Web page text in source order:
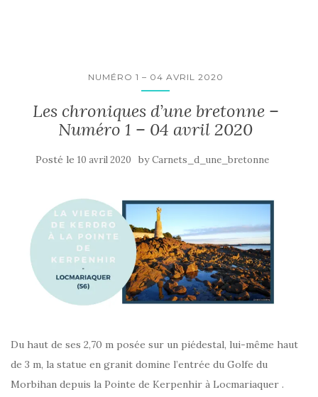
NUMÉRO 1 – 04 AVRIL 2020
Les chroniques d’une bretonne –
Numéro 1 – 04 avril 2020
Posté le 10 avril 2020 byCarnets_d_une_bretonne
Du haut de ses 2,70 m posée sur un piédestal, lui-même haut
de 3 m, la statue en granit domine l’entrée du Golfe du
Morbihan depuis la Pointe de Kerpenhir à Locmariaquer .